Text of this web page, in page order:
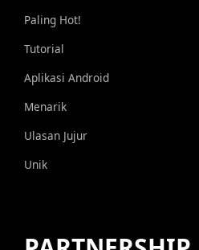
Paling Hot!
Tutorial
Aplikasi Android
Menarik
Ulasan Jujur
Unik